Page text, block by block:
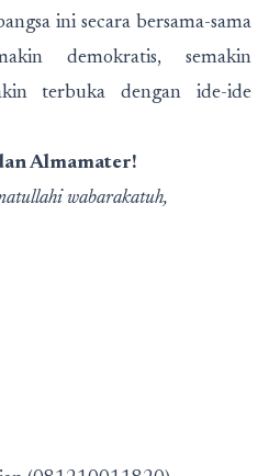
ini secara bersama-sama
demokratis, semakin
terbuka dengan ide-ide
Almamater!
wabarakatuh,